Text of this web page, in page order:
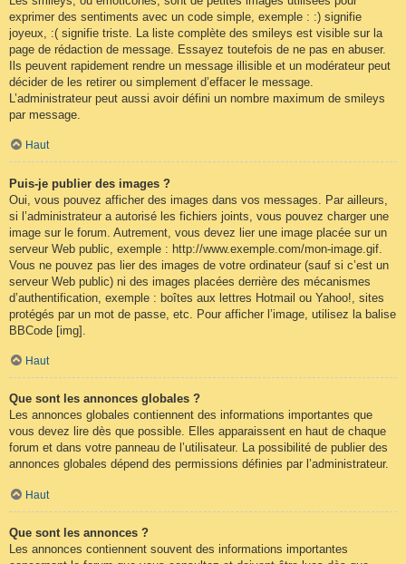
exprimer des sentiments avec un code simple, exemple : :) signifie
joyeux, :( signifie triste. La liste complète des smileys est visible sur la
page de rédaction de message. Essayez toutefois de ne pas en abuser.
Ils peuvent rapidement rendre un message illisible et un modérateur peut
décider de les retirer ou simplement d’effacer le message.
L’administrateur peut aussi avoir défini un nombre maximum de smileys
par message.
Haut
Puis-je publier des images ?
Oui, vous pouvez afficher des images dans vos messages. Par ailleurs,
si l’administrateur a autorisé les fichiers joints, vous pouvez charger une
image sur le forum. Autrement, vous devez lier une image placée sur un
serveur Web public, exemple : http://www.exemple.com/mon-image.gif.
Vous ne pouvez pas lier des images de votre ordinateur (sauf si c’est un
serveur Web public) ni des images placées derrière des mécanismes
d’authentification, exemple : boîtes aux lettres Hotmail ou Yahoo!, sites
protégés par un mot de passe, etc. Pour afficher l’image, utilisez la balise
BBCode [img].
Haut
Que sont les annonces globales ?
Les annonces globales contiennent des informations importantes que
vous devez lire dès que possible. Elles apparaissent en haut de chaque
forum et dans votre panneau de l’utilisateur. La possibilité de publier des
annonces globales dépend des permissions définies par l’administrateur.
Haut
Que sont les annonces ?
Les annonces contiennent souvent des informations importantes